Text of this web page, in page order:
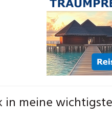
in meine